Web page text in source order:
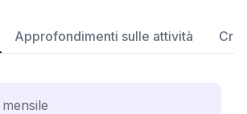
Approfondimenti sulle attività